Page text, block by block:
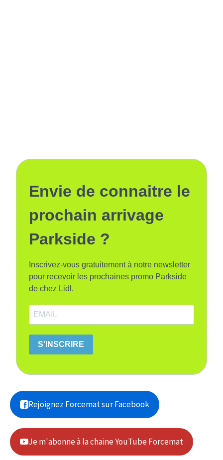
Envie de connaitre le
prochain arrivage
Parkside ?
Inscrivez-vous gratuitement à notre newsletter
pour recevoir les prochaines promo Parkside
de chez Lidl.
S'INSCRIRE
Rejoignez Forcemat sur Facebook
Je m'abonne à la chaine YouTube Forcemat